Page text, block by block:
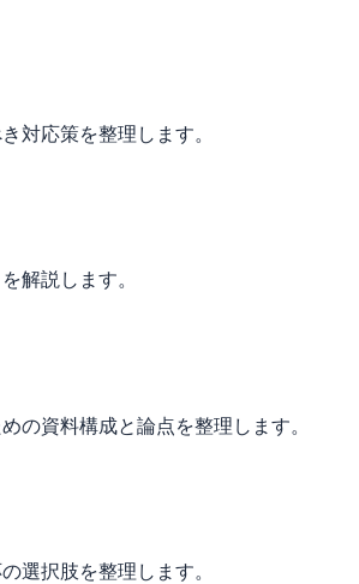
対応策を整理します。
解説します。
の資料構成と論点を整理します。
選択肢を整理します。